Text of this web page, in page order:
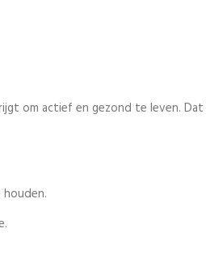
om actief en gezond te leven.